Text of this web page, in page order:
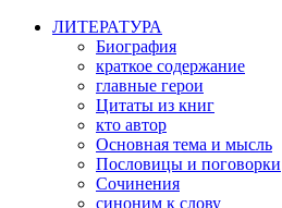
ЛИТЕРАТУРА
Биография
краткое содержание
главные герои
Цитаты из книг
кто автор
Основная тема и мысль
Пословицы и поговорки
Сочинения
синоним к слову